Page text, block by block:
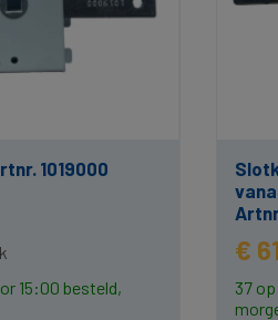
1019000
15:00 besteld,
€
37